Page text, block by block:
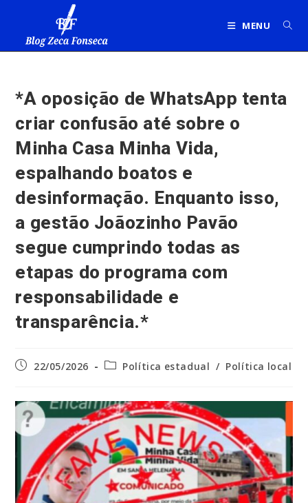
MENU
*A oposição de WhatsApp tenta
criar confusão até sobre o
Minha Casa Minha Vida,
espalhando boatos e
desinformação. Enquanto isso,
a gestão Joãozinho Pavão
segue cumprindo todas as
etapas do programa com
responsabilidade e
transparência.*
Post22/05/2026
Categoria
Política estadual / Política local